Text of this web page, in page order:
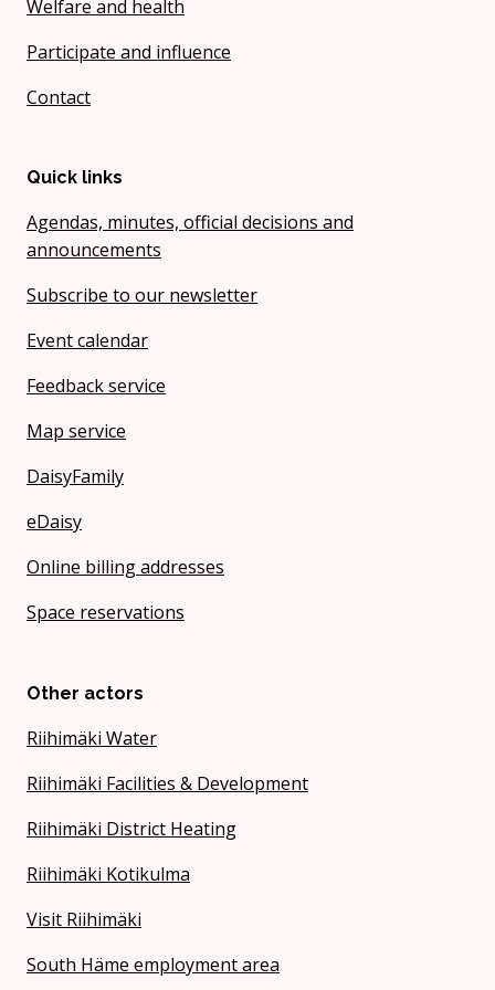
Welfare and health
Participate and influence
Contact
Quick links
Agendas, minutes, official decisions and
announcements
Subscribe to our newsletter
Event calendar
Feedback service
Map service
DaisyFamily
eDaisy
Online billing addresses
Space reservations
Other actors
Riihimäki Water
Riihimäki Facilities & Development
Riihimäki District Heating
Riihimäki Kotikulma
Visit Riihimäki
South Häme employment area